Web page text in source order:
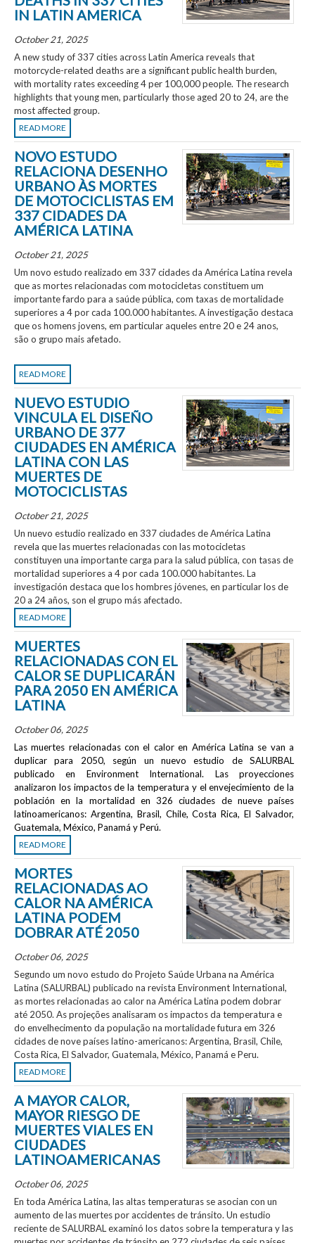
IN LATIN AMERICA
October 21, 2025
A new study of 337 cities across Latin America reveals that
motorcycle-related deaths are a significant public health burden,
with mortality rates exceeding 4 per 100,000 people. The research
highlights that young men, particularly those aged 20 to 24, are the
most affected group.
READ MORE
NOVO ESTUDO
RELACIONA DESENHO
URBANO ÀS MORTES
DE MOTOCICLISTAS EM
337 CIDADES DA
AMÉRICA LATINA
October 21, 2025
Um novo estudo realizado em 337 cidades da América Latina revela
que as mortes relacionadas com motocicletas constituem um
importante fardo para a saúde pública, com taxas de mortalidade
superiores a 4 por cada 100.000 habitantes. A investigação destaca
que os homens jovens, em particular aqueles entre 20 e 24 anos,
são o grupo mais afetado.
READ MORE
NUEVO ESTUDIO
VINCULA EL DISEÑO
URBANO DE 377
CIUDADES EN AMÉRICA
LATINA CON LAS
MUERTES DE
MOTOCICLISTAS
October 21, 2025
Un nuevo estudio realizado en 337 ciudades de América Latina
revela que las muertes relacionadas con las motocicletas
constituyen una importante carga para la salud pública, con tasas de
mortalidad superiores a 4 por cada 100.000 habitantes. La
investigación destaca que los hombres jóvenes, en particular los de
20 a 24 años, son el grupo más afectado.
READ MORE
MUERTES
RELACIONADAS CON EL
CALOR SE DUPLICARÁN
PARA 2050 EN AMÉRICA
LATINA
October 06, 2025
Las muertes relacionadas con el calor en América Latina se van a
duplicar para 2050, según un nuevo estudio de SALURBAL
publicado en Environment International. Las proyecciones
analizaron los impactos de la temperatura y el envejecimiento de la
población en la mortalidad en 326 ciudades de nueve países
latinoamericanos: Argentina, Brasil, Chile, Costa Rica, El Salvador,
Guatemala, México, Panamá y Perú.
READ MORE
MORTES
RELACIONADAS AO
CALOR NA AMÉRICA
LATINA PODEM
DOBRAR ATÉ 2050
October 06, 2025
Segundo um novo estudo do Projeto Saúde Urbana na América
Latina (SALURBAL) publicado na revista Environment International,
as mortes relacionadas ao calor na América Latina podem dobrar
até 2050. As projeções analisaram os impactos da temperatura e
do envelhecimento da população na mortalidade futura em 326
cidades de nove países latino-americanos: Argentina, Brasil, Chile,
Costa Rica, El Salvador, Guatemala, México, Panamá e Peru.
READ MORE
A MAYOR CALOR,
MAYOR RIESGO DE
MUERTES VIALES EN
CIUDADES
LATINOAMERICANAS
October 06, 2025
En toda América Latina, las altas temperaturas se asocian con un
aumento de las muertes por accidentes de tránsito. Un estudio
reciente de SALURBAL examinó los datos sobre la temperatura y las